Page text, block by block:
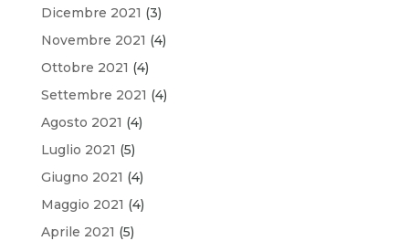
Dicembre 2021 (3)
Novembre 2021 (4)
Ottobre 2021 (4)
Settembre 2021 (4)
Agosto 2021 (4)
Luglio 2021 (5)
Giugno 2021 (4)
Maggio 2021 (4)
Aprile 2021 (5)